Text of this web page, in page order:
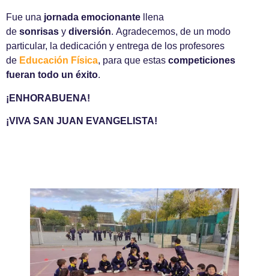
Fue una jornada emocionante llena
de sonrisas y diversión. Agradecemos, de un modo
particular, la dedicación y entrega de los profesores
de Educación Física, para que estas competiciones
fueran todo un éxito.
¡ENHORABUENA!
¡VIVA SAN JUAN EVANGELISTA!